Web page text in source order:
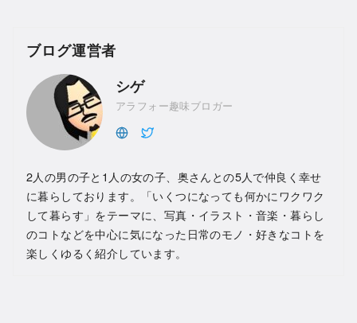
ブログ運営者
シゲ
アラフォー趣味ブロガー
2人の男の子と1人の女の子、奥さんとの5人で仲良く幸せ
に暮らしております。「いくつになっても何かにワクワク
して暮らす」をテーマに、写真・イラスト・音楽・暮らし
のコトなどを中心に気になった日常のモノ・好きなコトを
楽しくゆるく紹介しています。